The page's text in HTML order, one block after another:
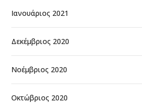
Ιανουάριος 2021
Δεκέμβριος 2020
Νοέμβριος 2020
Οκτώβριος 2020